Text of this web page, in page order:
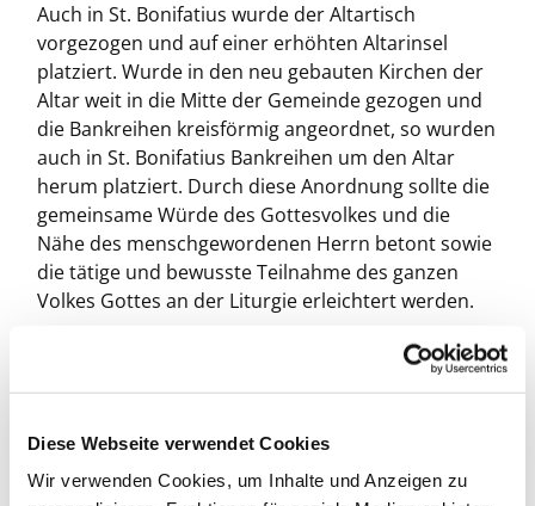
Diese Webseite verwendet Cookies
Wir verwenden Cookies, um Inhalte und Anzeigen zu
Auch in St. Bonifatius wurde der Altartisch
vorgezogen und auf einer erhöhten Altarinsel
platziert. Wurde in den neu gebauten Kirchen der
Altar weit in die Mitte der Gemeinde gezogen und
die Bankreihen kreisförmig angeordnet, so wurden
auch in St. Bonifatius Bankreihen um den Altar
herum platziert. Durch diese Anordnung sollte die
gemeinsame Würde des Gottesvolkes und die
Nähe des menschgewordenen Herrn betont sowie
die tätige und bewusste Teilnahme des ganzen
Volkes Gottes an der Liturgie erleichtert werden.
Den Altar, den „Tisch des Brotes“ gestaltete
Sockelbereich ist im Grundriß kreuzförmig
und hat zwei große Durchbrüche. Hierdurch